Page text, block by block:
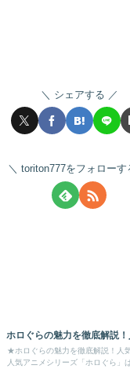
シェアする
toriton777をフォローす
ホロぐらの魅力を徹底解説
★ホロぐらの魅力を徹底解説！人
人気アニメシリーズ「ホロぐら」